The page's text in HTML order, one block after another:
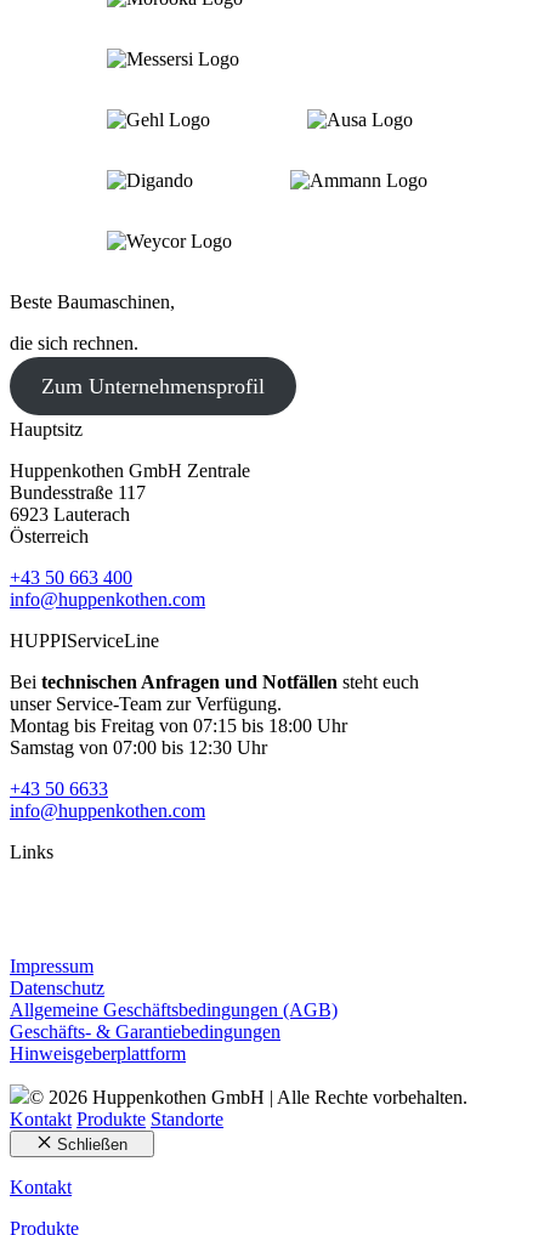
Beste Baumaschinen,
die sich rechnen.
Zum Unternehmensprofil
Hauptsitz
Huppenkothen GmbH Zentrale
Bundesstraße 117
6923 Lauterach
Österreich
+43 50 663 400
info@huppenkothen.com
HUPPIServiceLine
Bei technischen Anfragen und Notfällen steht euch
unser Service-Team zur Verfügung.
Montag bis Freitag von 07:15 bis 18:00 Uhr
Samstag von 07:00 bis 12:30 Uhr
+43 50 6633
info@huppenkothen.com
Links
Impressum
Datenschutz
Allgemeine Geschäftsbedingungen (AGB)
Geschäfts- & Garantiebedingungen
Hinweisgeberplattform
© 2026 Huppenkothen GmbH | Alle Rechte vorbehalten.
Kontakt Produkte Standorte
Schließen
Kontakt
Produkte